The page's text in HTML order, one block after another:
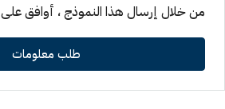
من خلال إرسال هذا النموذج ، أوافق على
طلب معلومات